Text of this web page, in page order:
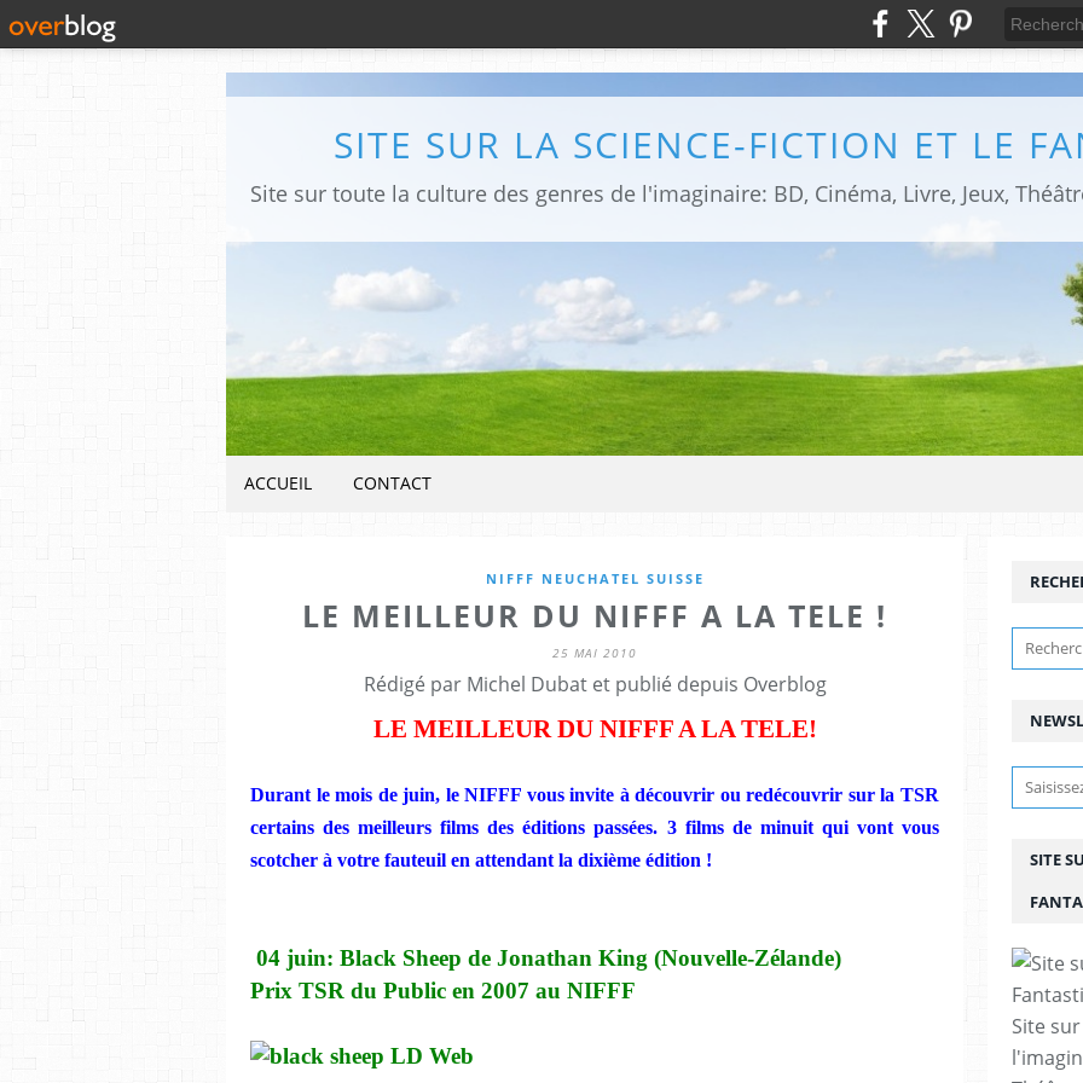
SITE SUR LA SCIENCE-FICTION ET LE
ACCUEIL CONTACT
NIFFF NEUCHATEL SUISSE
LE MEILLEUR DU NIFFF A LA TELE !
25 MAI 2010
Rédigé par Michel Dubat et publié depuis Overblog
LE MEILLEUR DU NIFFF A LA TELE!
Durant le mois de juin, le NIFFF vous invite à découvrir ou redécouvrir sur la TSR
certains des meilleurs films des éditions passées. 3 films de minuit qui vont vous
scotcher à votre fauteuil en attendant la dixième édition !
04 juin: Black Sheep de Jonathan King (Nouvelle-Zélande)
Prix TSR du Public en 2007 au NIFFF
SITE
Site